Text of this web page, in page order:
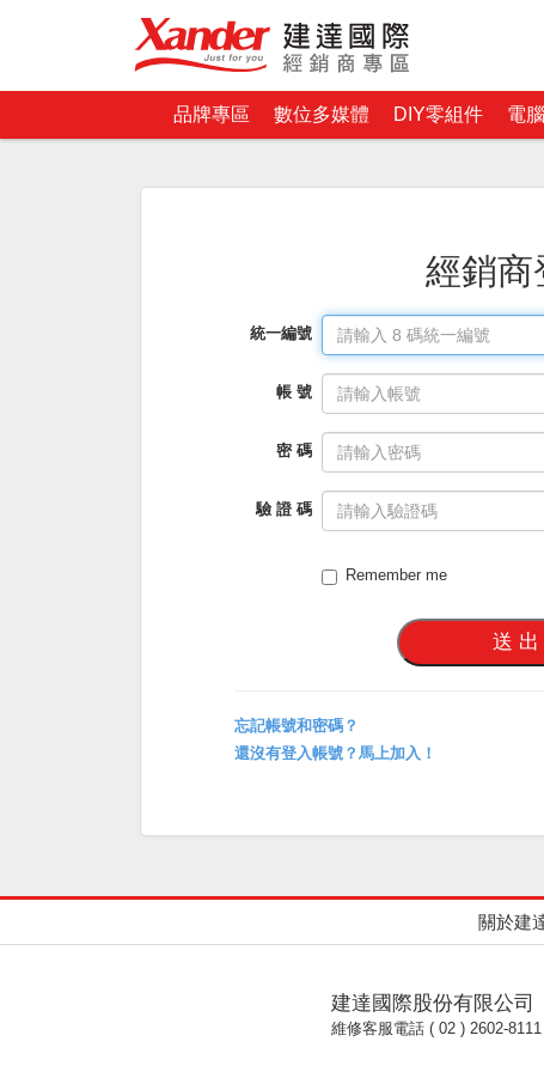
品牌專區 數位多媒體 DIY零組件 電
經銷商
統一編號
帳 號
密 碼
驗 證 碼
Remember me
忘記帳號和密碼？
還沒有登入帳號？馬上加入！
關於建
建達國際股份有限公司
維修客服電話 ( 02 ) 2602-8111